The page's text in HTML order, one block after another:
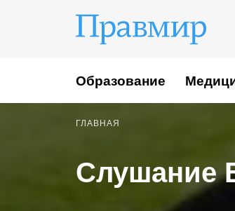
Образование
ГЛАВНАЯ
Слушание